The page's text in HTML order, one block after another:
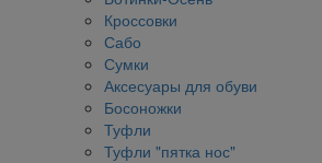
Кроссовки
Сабо
Сумки
Аксесуары для обуви
Босоножки
Туфли
Туфли "пятка нос"